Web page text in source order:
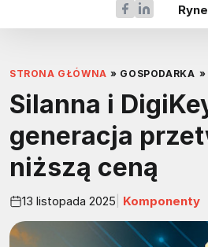
STRONA GŁÓWNA » GOSPODARKA »
Silanna i
generacja
niższą ceną
13 listopada 2025 Komponenty